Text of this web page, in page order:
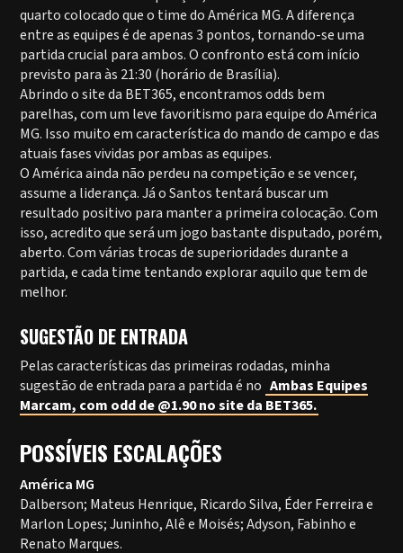
quarto colocado que o time do América MG. A diferença
entre as equipes é de apenas 3 pontos, tornando-se uma
partida crucial para ambos. O confronto está com início
previsto para às 21:30 (horário de Brasília).
Abrindo o site da BET365, encontramos odds bem
parelhas, com um leve favoritismo para equipe do América
MG. Isso muito em característica do mando de campo e das
atuais fases vividas por ambas as equipes.
O América ainda não perdeu na competição e se vencer,
assume a liderança. Já o Santos tentará buscar um
resultado positivo para manter a primeira colocação. Com
isso, acredito que será um jogo bastante disputado, porém,
aberto. Com várias trocas de superioridades durante a
partida, e cada time tentando explorar aquilo que tem de
melhor.
SUGESTÃO DE ENTRADA
Pelas características das primeiras rodadas, minha
sugestão de entrada para a partida é no Ambas Equipes
Marcam, com odd de @1.90 no site da BET365.
POSSÍVEIS ESCALAÇÕES
América MG
Dalberson; Mateus Henrique, Ricardo Silva, Éder Ferreira e
Marlon Lopes; Juninho, Alê e Moisés; Adyson, Fabinho e
Renato Marques.